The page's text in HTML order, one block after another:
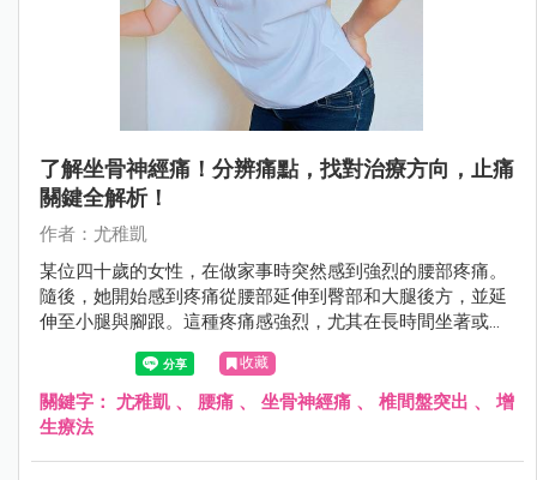
了解坐骨神經痛！分辨痛點，找對治療方向，止痛
關鍵全解析！
作者：尤稚凱
某位四十歲的女性，在做家事時突然感到強烈的腰部疼痛。
隨後，她開始感到疼痛從腰部延伸到臀部和大腿後方，並延
伸至小腿與腳跟。這種疼痛感強烈，尤其在長時間坐著或站
立後感到更為劇烈，在行走時也感到了難以忍受的刺痛感。
醫師為她進行了一系列的身體檢查，包括神經系統檢查和影
像掃描。檢查結果顯示，她患有腰椎間盤突出症，導致坐骨
神經受到壓迫。腰椎間盤的突出導致神經根受壓，進而引發
收藏
關鍵字： 尤稚凱 、 腰痛 、 坐骨神經痛 、 椎間盤突出 、 增
生療法